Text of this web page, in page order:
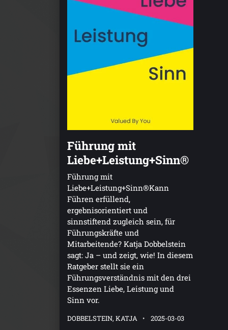
Führung mit
Liebe+Leistung+Sinn®
Führung mit
Liebe+Leistung+Sinn®Kann
Führen erfüllend,
ergebnisorientiert und
sinnstiftend zugleich sein, für
Führungskräfte und
Mitarbeitende? Katja Dobbelstein
sagt: Ja – und zeigt, wie! In diesem
Ratgeber stellt sie ein
Führungsverständnis mit den drei
Essenzen Liebe, Leistung und
Sinn vor.
DOBBELSTEIN, KATJA 2025-03-03